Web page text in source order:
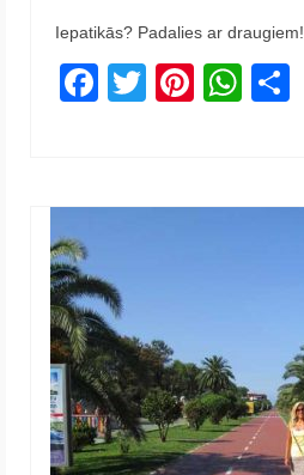
Iepatikās? Padalies ar draugiem!
Facebook
Twitter